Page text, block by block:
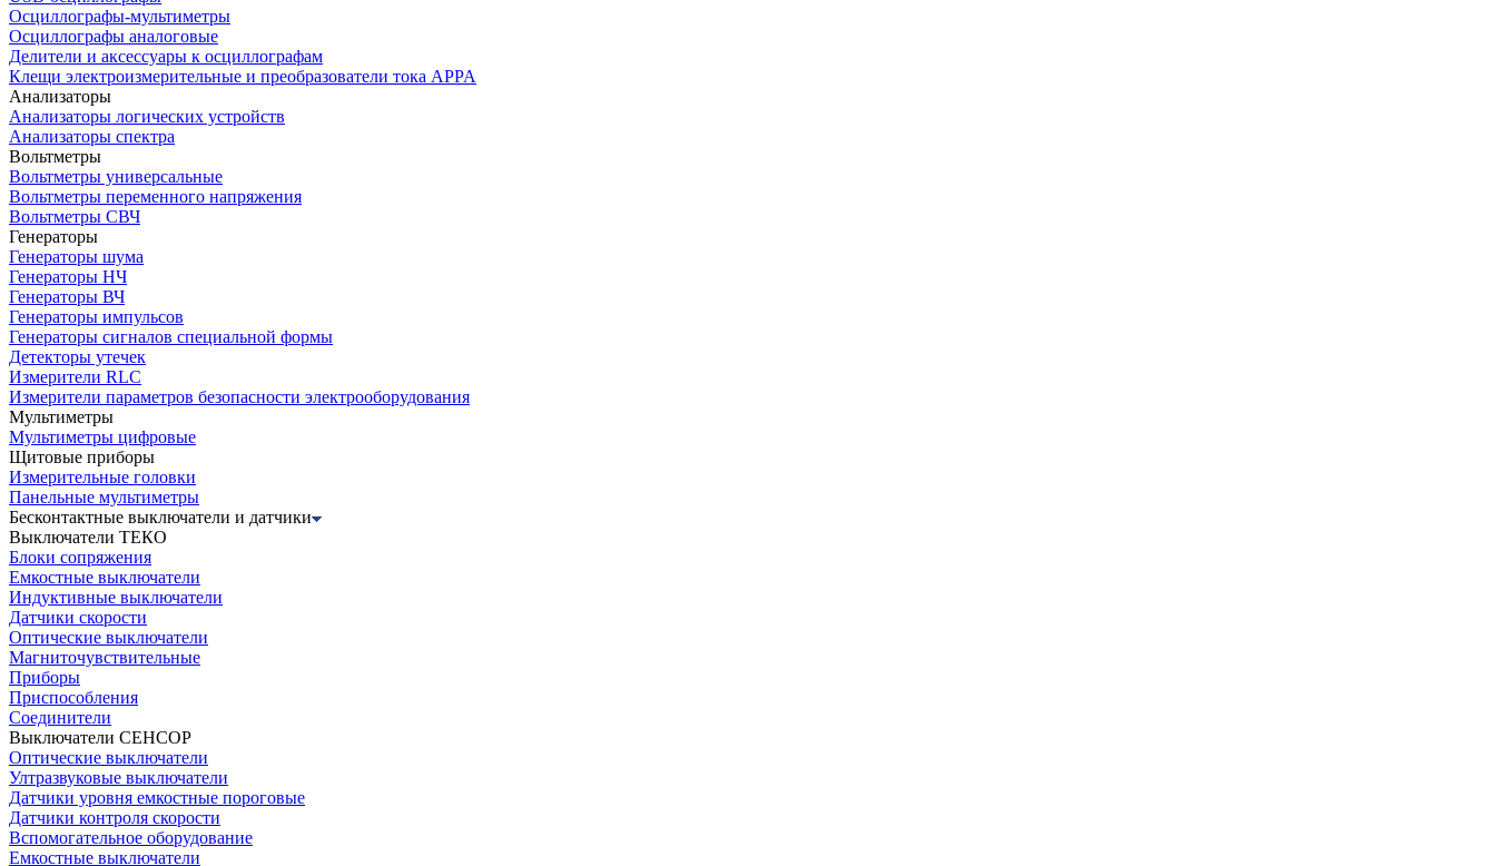
Осциллографы-мультиметры
Осциллографы аналоговые
Делители и аксессуары к осциллографам
Клещи электроизмерительные и преобразователи тока APPA
Анализаторы
Анализаторы логических устройств
Анализаторы спектра
Вольтметры
Вольтметры универсальные
Вольтметры переменного напряжения
Вольтметры СВЧ
Генераторы
Генераторы шума
Генераторы НЧ
Генераторы ВЧ
Генераторы импульсов
Генераторы сигналов специальной формы
Детекторы утечек
Измерители RLC
Измерители параметров безопасности электрооборудования
Мультиметры
Мультиметры цифровые
Щитовые приборы
Измерительные головки
Панельные мультиметры
Бесконтактные выключатели и датчики
Выключатели ТЕКО
Блоки сопряжения
Емкостные выключатели
Индуктивные выключатели
Датчики скорости
Оптические выключатели
Магниточувствительные
Приборы
Приспособления
Соединители
Выключатели СЕНСОР
Оптические выключатели
Ултразвуковые выключатели
Датчики уровня емкостные пороговые
Датчики контроля скорости
Вспомогательное оборудование
Емкостные выключатели